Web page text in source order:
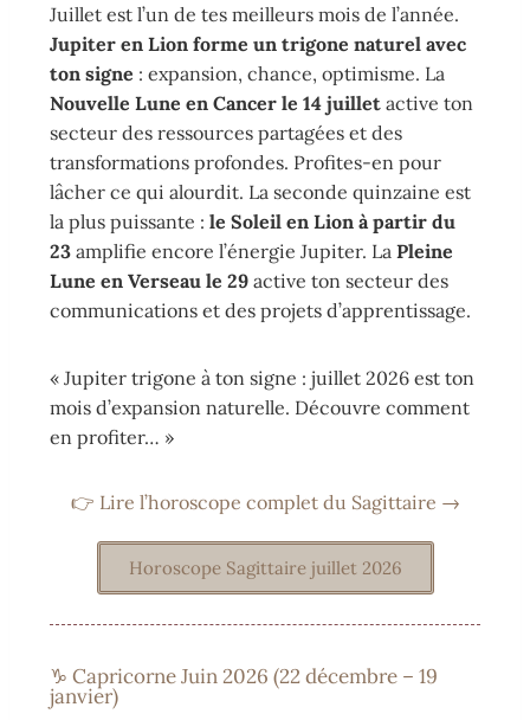
Juillet est l’un de tes meilleurs mois de l’année.
Jupiter en Lion forme un trigone naturel avec
ton signe : expansion, chance, optimisme. La
Nouvelle Lune en Cancer le 14 juillet active ton
secteur des ressources partagées et des
transformations profondes. Profites-en pour
lâcher ce qui alourdit. La seconde quinzaine est
la plus puissante : le Soleil en Lion à partir du
23 amplifie encore l’énergie Jupiter. La Pleine
Lune en Verseau le 29 active ton secteur des
communications et des projets d’apprentissage.
« Jupiter trigone à ton signe : juillet 2026 est ton
mois d’expansion naturelle. Découvre comment
en profiter… »
👉 Lire l’horoscope complet du Sagittaire →
Horoscope Sagittaire juillet 2026
♑ Capricorne Juin 2026 (22 décembre – 19
janvier)